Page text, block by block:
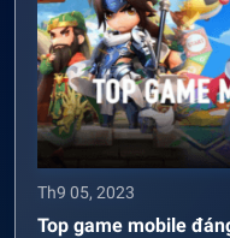
Th9 05, 2023
Top game mobile